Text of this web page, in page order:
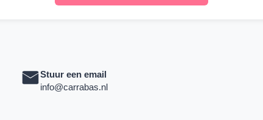
Stuur een email
info@carrabas.nl